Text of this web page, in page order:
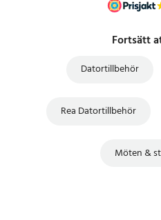
Fortsätt
Datortillbehör
Rea Datortillbehör
Möten &